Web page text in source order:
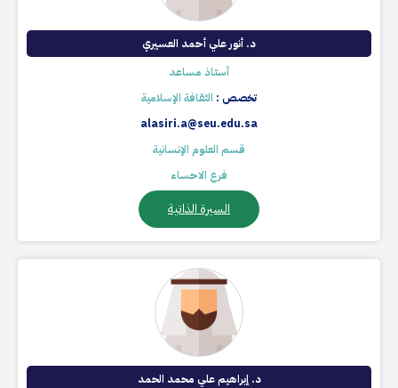
د. أنور علي أحمد العسيري
أستاذ مساعد
تخصص : الثقافة الإسلامية
alasiri.a@seu.edu.sa
قسم العلوم الإنسانية
فرع الاحساء
السيرة الذاتية
د. إبراهيم علي محمد الحمد